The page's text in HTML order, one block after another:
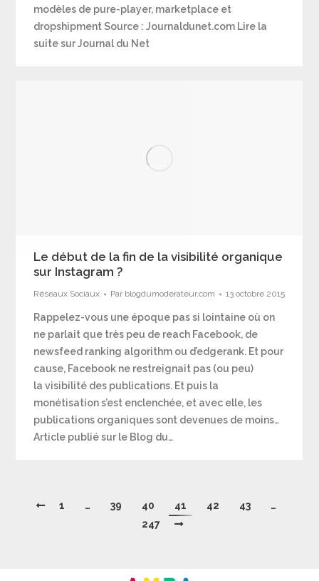
modèles de pure-player, marketplace et
dropshipment Source : Journaldunet.com Lire la
suite sur Journal du Net
Le début de la fin de la visibilité organique
sur Instagram ?
Réseaux Sociaux Par blogdumoderateur.com 13 octobre 2015
Rappelez-vous une époque pas si lointaine où on
ne parlait que très peu de reach Facebook, de
newsfeed ranking algorithm ou d’edgerank. Et pour
cause, Facebook ne restreignait pas (ou peu)
la visibilité des publications. Et puis la
monétisation s’est enclenchée, et avec elle, les
publications organiques sont devenues de moins…
Article publié sur le Blog du…
1 … 39 40 41 42 43
…
247